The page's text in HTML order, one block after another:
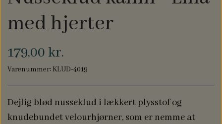
NAVN PÅ DÅBSKJOLE
BABYLØJER HOME
EDITION
BRILLE ETUIER
COMPUTER SLEEVES
med hjerter
179,00 kr.
Varenummer: KLUD-4019
Dejlig blød nusseklud i lækkert plysstof og
knudebundet velourhjørner, som er nemme at